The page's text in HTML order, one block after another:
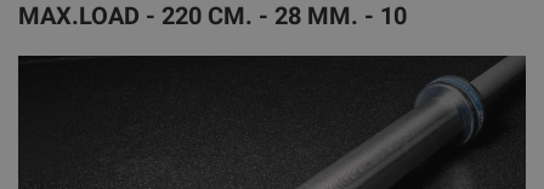
MAX.LOAD - 220 CM. - 28 MM. - 10